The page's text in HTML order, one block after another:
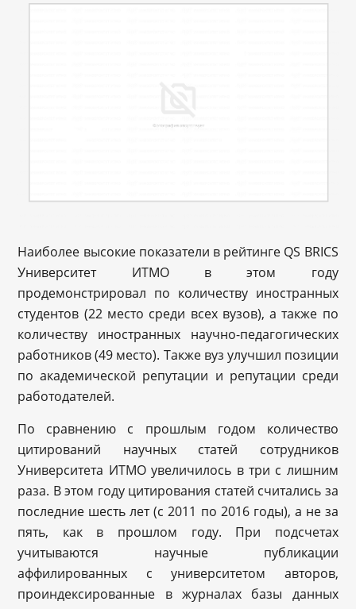
Наиболее высокие показатели в рейтинге QS BRICS
Университет ИТМО в этом году
продемонстрировал по количеству иностранных
студентов (22 место среди всех вузов), а также по
количеству иностранных научно-педагогических
работников (49 место). Также вуз улучшил позиции
по академической репутации и репутации среди
работодателей.
По сравнению с прошлым годом количество
цитирований научных статей сотрудников
Университета ИТМО увеличилось в три с лишним
раза. В этом году цитирования статей считались за
последние шесть лет (с 2011 по 2016 годы), а не за
пять, как в прошлом году. При подсчетах
учитываются научные публикации
аффилированных с университетом авторов,
проиндексированные в журналах базы данных